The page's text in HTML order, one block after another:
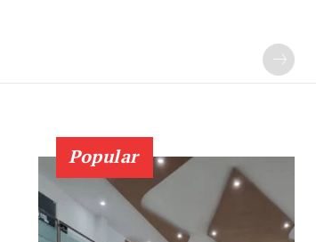
Popular